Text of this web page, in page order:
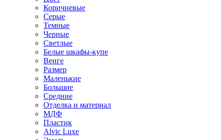
Коричневые
Серые
Темные
Черные
Светлые
Белые шкафы-купе
Венге
Размер
Маленькие
Большие
Средние
Отделка и материал
МДФ
Пластик
Alvic Luxe